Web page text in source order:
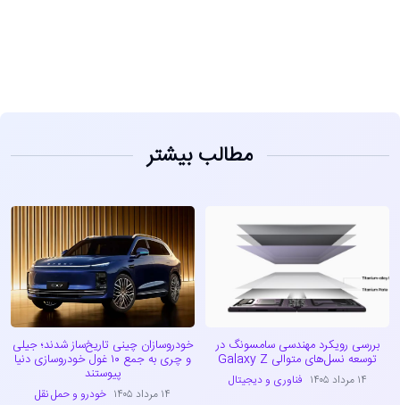
مطالب بیشتر
بررسی رویکرد مهندسی سامسونگ در
توسعه نسل‌های متوالی Galaxy Z
۱۴ مرداد ۱۴۰۵ فناوری و دیجیتال
خودروسازان چینی تاریخ‌ساز شدند؛ جیلی
و چری به جمع ۱۰ غول خودروسازی دنیا
پیوستند
۱۴ مرداد ۱۴۰۵ خودرو و حمل نقل